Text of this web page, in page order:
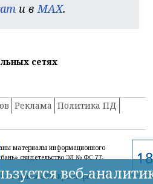
и вMAX.
сетях
Реклама Политика ПД
материалы информационного
свидетельство ЭЛ № ФС 77-
издания «НИА-Красноярск» ООО
веб-